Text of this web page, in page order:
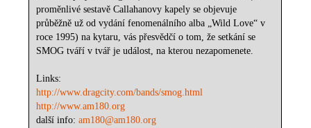
proměnlivé sestavě Callahanovy kapely se objevuje
průběžně už od vydání fenomenálního alba „Wild Love“ v
roce 1995) na kytaru, vás přesvědčí o tom, že setkání se
SMOG tváří v tvář je událost, na kterou nezapomenete.
Links:
http://www.dragcity.com/bands/smog.html
http://www.am180.org
další info:am180@am180.org